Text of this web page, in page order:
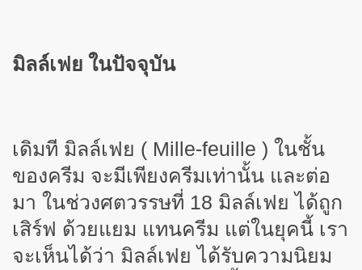
มิลล์เฟย ในปัจจุบัน
เดิมที มิลล์เฟย ( Mille-feuille ) ในชั้น
ของครีม จะมีเพียงครีมเท่านั้น และต่อ
มา ในช่วงศตวรรษที่ 18 มิลล์เฟย ได้ถูก
เสิร์ฟ ด้วยแยม แทนครีม แต่ในยุคนี้ เรา
จะเห็นได้ว่า มิลล์เฟย ได้รับความนิยม